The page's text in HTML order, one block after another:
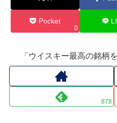
Pocket
0
「ウイスキー最高の銘柄
878